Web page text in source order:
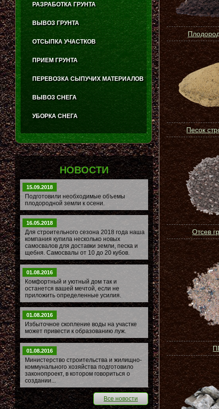
Песок
Отсев
РАЗРАБОТКА ГРУНТА
ВЫВОЗ ГРУНТА
ОТСЫПКА УЧАСТКОВ
ПРИЕМ ГРУНТА
ПЕРЕВОЗКА СЫПУЧИХ МАТЕРИАЛОВ
ВЫВОЗ СНЕГА
УБОРКА СНЕГА
НОВОСТИ
15.09.2018
Подготовили необходимые объемы
плодородной земли к осени.
16.05.2018
Для строительного сезона 2018 года наша
компания купила несколько новых
самосвалов для доставки земли, песка и
щебня. Самосвалы от 10 до 20 кубов.
01.08.2016
Комфортный и уютный дом так и
останется вашей мечтой, если не
приложить определенные усилия.
01.08.2016
Избыточное скопление воды на участке
может привести к образованию луж.
01.08.2016
Министерство строительства и жилищно-
коммунального хозяйства подготовило
законопроект, в котором говориться о
создании...
Все новости